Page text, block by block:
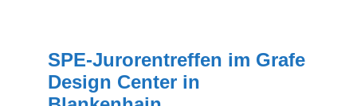
SPE-Jurorentreffen im Grafe
Design Center in